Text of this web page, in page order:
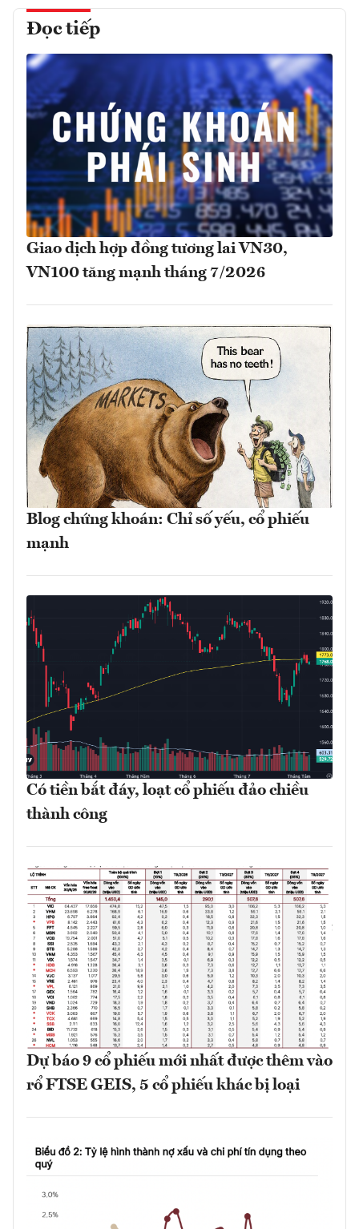
Đọc tiếp
Giao dịch hợp đồng tương lai VN30,
VN100 tăng mạnh tháng 7/2026
Blog chứng khoán: Chỉ số yếu, cổ phiếu
mạnh
Có tiền bắt đáy, loạt cổ phiếu đảo chiều
thành công
Dự báo 9 cổ phiếu mới nhất được thêm vào
rổ FTSE GEIS, 5 cổ phiếu khác bị loại